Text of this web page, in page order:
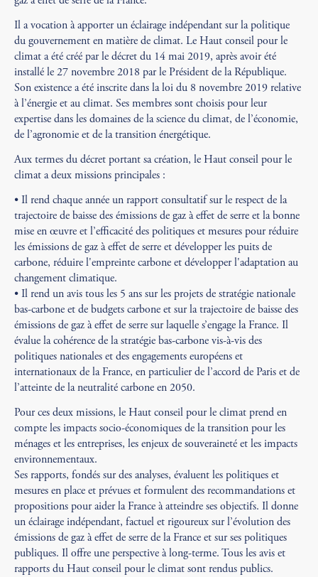
Il a vocation à apporter un éclairage indépendant sur la politique
du gouvernement en matière de climat. Le Haut conseil pour le
climat a été créé par le décret du 14 mai 2019, après avoir été
installé le 27 novembre 2018 par le Président de la République.
Son existence a été inscrite dans la loi du 8 novembre 2019 relative
à l’énergie et au climat. Ses membres sont choisis pour leur
expertise dans les domaines de la science du climat, de l’économie,
de l’agronomie et de la transition énergétique.
Aux termes du décret portant sa création, le Haut conseil pour le
climat a deux missions principales :
• Il rend chaque année un rapport consultatif sur le respect de la
trajectoire de baisse des émissions de gaz à effet de serre et la bonne
mise en œuvre et l’efficacité des politiques et mesures pour réduire
les émissions de gaz à effet de serre et développer les puits de
carbone, réduire l'empreinte carbone et développer l'adaptation au
changement climatique.
• Il rend un avis tous les 5 ans sur les projets de stratégie nationale
bas-carbone et de budgets carbone et sur la trajectoire de baisse des
émissions de gaz à effet de serre sur laquelle s’engage la France. Il
évalue la cohérence de la stratégie bas-carbone vis-à-vis des
politiques nationales et des engagements européens et
internationaux de la France, en particulier de l’accord de Paris et de
l’atteinte de la neutralité carbone en 2050.
Pour ces deux missions, le Haut conseil pour le climat prend en
compte les impacts socio-économiques de la transition pour les
ménages et les entreprises, les enjeux de souveraineté et les impacts
environnementaux.
Ses rapports, fondés sur des analyses, évaluent les politiques et
mesures en place et prévues et formulent des recommandations et
propositions pour aider la France à atteindre ses objectifs. Il donne
un éclairage indépendant, factuel et rigoureux sur l’évolution des
émissions de gaz à effet de serre de la France et sur ses politiques
publiques. Il offre une perspective à long-terme. Tous les avis et
rapports du Haut conseil pour le climat sont rendus publics.